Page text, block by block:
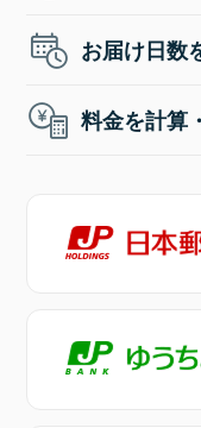
お届け日数
料金を計算